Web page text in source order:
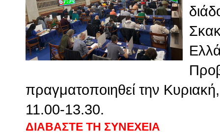
πραγματοποιηθεί την
11.00-13.30.
ΔΙΑΒΑΣΤΕ ΤΗ ΣΥΝΕΧΕΙΑ